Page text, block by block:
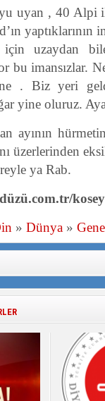
uyan , 40 Alpi
uzaydan
bu imansızlar.
ne . Biz yeri
yine oluruz.
ayının
üzerlerinden
ya Rab.
» Dünya »